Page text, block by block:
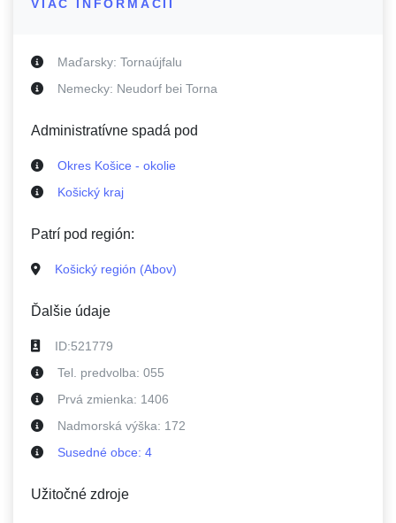
VIAC INFORMÁCIÍ
Maďarsky: Tornaújfalu
Nemecky: Neudorf bei Torna
Administratívne spadá pod
Okres Košice - okolie
Košický kraj
Patrí pod región:
Košický región (Abov)
Ďalšie údaje
ID:521779
Tel. predvolba: 055
Prvá zmienka: 1406
Nadmorská výška: 172
Susedné obce: 4
Užitočné zdroje